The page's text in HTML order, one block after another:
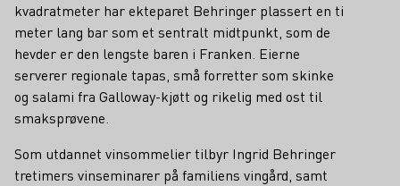
kvadratmeter har ekteparet Behringer plassert en ti
meter lang bar som et sentralt midtpunkt, som de
hevder er den lengste baren i Franken. Eierne
serverer regionale tapas, små forretter som skinke
og salami fra Galloway-kjøtt og rikelig med ost til
smaksprøvene.
Som utdannet vinsommelier tilbyr Ingrid Behringer
tretimers vinseminarer på familiens vingård, samt